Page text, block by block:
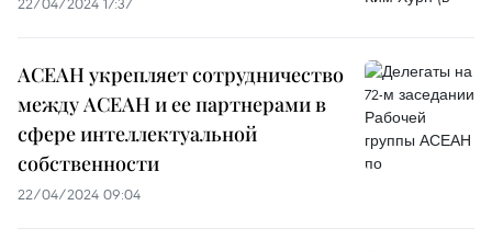
АСЕАН укрепляет сотрудничество
между АСЕАН и ее партнерами в
сфере интеллектуальной
собственности
22/04/2024 09:04